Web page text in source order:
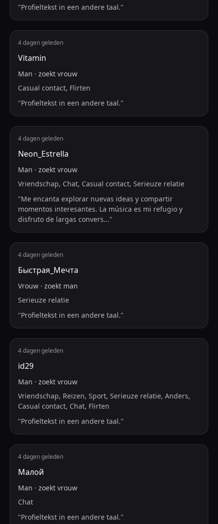
"Profieltekst in een andere taal."
4 dagen geleden
Vitamin
Man · zoekt vrouw
Casual contact, Flirten
"Profieltekst in een andere taal."
4 dagen geleden
Neon_Estrella
Man · zoekt vrouw
Vriendschap, Chat, Casual contact, Serieuze relatie
"Me encanta explorar nuevas ideas y compartir
momentos interesantes. La música es mi refugio y
disfruto de largas convers..."
4 dagen geleden
Быстрая_Мечта
Vrouw · zoekt man
Serieuze relatie
"Profieltekst in een andere taal."
4 dagen geleden
id29
Man · zoekt vrouw
Vriendschap, Reizen, Sport, Serieuze relatie, Anders,
Casual contact, Chat, Flirten
"Profieltekst in een andere taal."
4 dagen geleden
Малой
Man · zoekt vrouw
Chat
"Profieltekst in een andere taal."